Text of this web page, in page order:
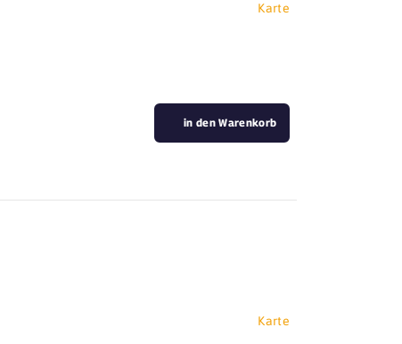
Karte
in den Warenkorb
Karte